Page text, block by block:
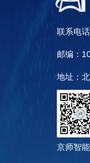
联系电
邮编：
地址：
京师智